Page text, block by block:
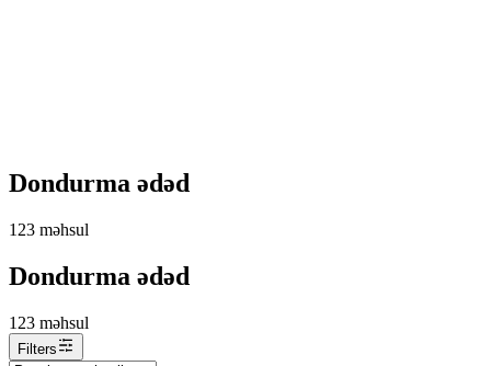
Dondurma ədəd
123 məhsul
Dondurma ədəd
123 məhsul
Filters